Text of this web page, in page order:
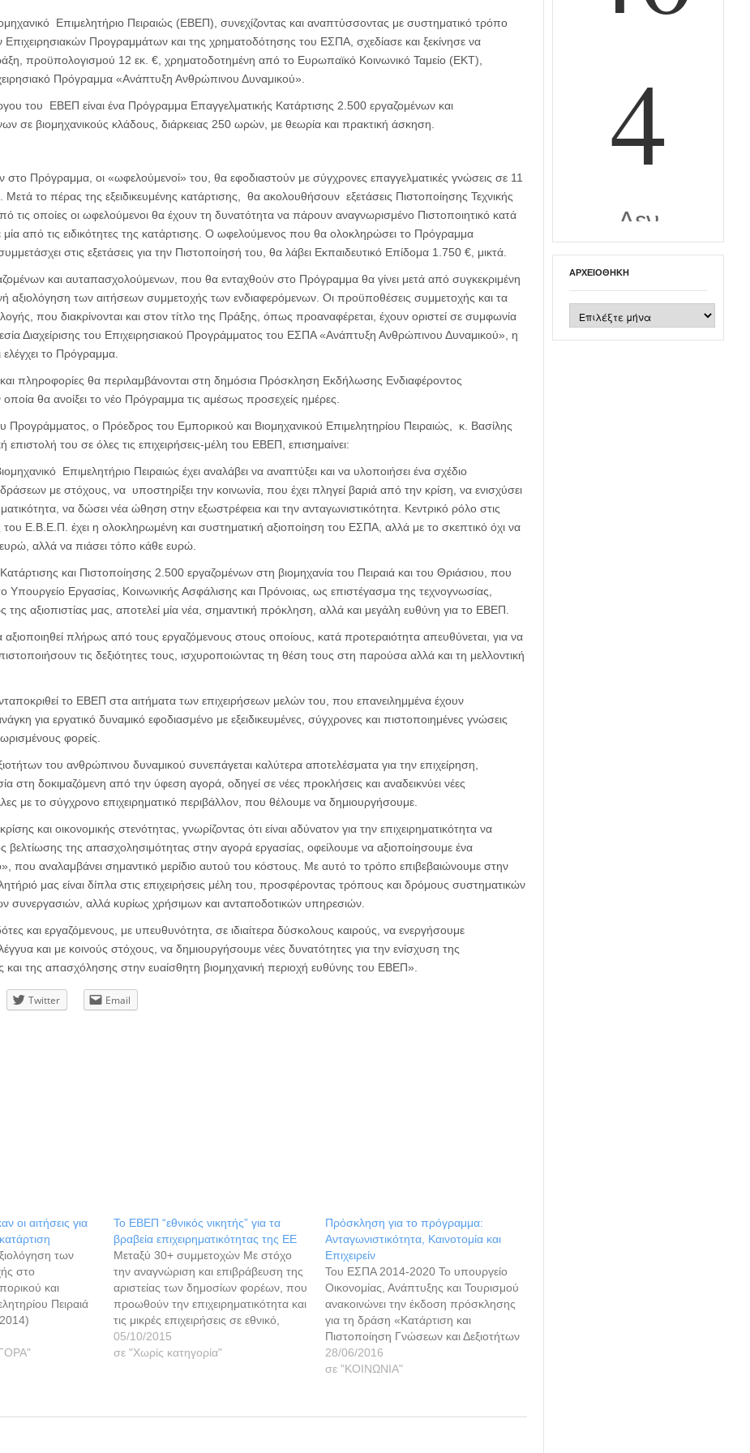
Επιμελητήριο Πειραιώς (ΕΒΕΠ), συνεχίζοντας και αναπτύσσοντας με συστηματικό τρόπο
Επιχειρησιακών Προγραμμάτων και της χρηματοδότησης του ΕΣΠΑ, σχεδίασε και ξεκίνησε να
προϋπολογισμού 12 εκ. €, χρηματοδοτημένη από το Ευρωπαϊκό Κοινωνικό Ταμείο (ΕΚΤ),
Πρόγραμμα «Ανάπτυξη Ανθρώπινου Δυναμικού».
του ΕΒΕΠ είναι ένα Πρόγραμμα Επαγγελματικής Κατάρτισης 2.500 εργαζομένων και
σε βιομηχανικούς κλάδους, διάρκειας 250 ωρών, με θεωρία και πρακτική άσκηση.
Πρόγραμμα, οι «ωφελούμενοί» του, θα εφοδιαστούν με σύγχρονες επαγγελματικές γνώσεις σε 11
Μετά το πέρας της εξειδικευμένης κατάρτισης, θα ακολουθήσουν εξετάσεις Πιστοποίησης Τεχνικής
τις οποίες οι ωφελούμενοι θα έχουν τη δυνατότητα να πάρουν αναγνωρισμένο Πιστοποιητικό κατά
από τις ειδικότητες της κατάρτισης. O ωφελούμενος που θα ολοκληρώσει το Πρόγραμμα
στις εξετάσεις για την Πιστοποίησή του, θα λάβει Εκπαιδευτικό Επίδομα 1.750 €, μικτά.
και αυταπασχολούμενων, που θα ενταχθούν στο Πρόγραμμα θα γίνει μετά από συγκεκριμένη
αξιολόγηση των αιτήσεων συμμετοχής των ενδιαφερόμενων. Οι προϋποθέσεις συμμετοχής και τα
που διακρίνονται και στον τίτλο της Πράξης, όπως προαναφέρεται, έχουν οριστεί σε συμφωνία
Διαχείρισης του Επιχειρησιακού Προγράμματος του ΕΣΠΑ «Ανάπτυξη Ανθρώπινου Δυναμικού», η
ελέγχει το Πρόγραμμα.
και πληροφορίες θα περιλαμβάνονται στη δημόσια Πρόσκληση Εκδήλωσης Ενδιαφέροντος
θα ανοίξει το νέο Πρόγραμμα τις αμέσως προσεχείς ημέρες.
Προγράμματος, ο Πρόεδρος του Εμπορικού και Βιομηχανικού Επιμελητηρίου Πειραιώς, κ. Βασίλης
επιστολή του σε όλες τις επιχειρήσεις-μέλη του ΕΒΕΠ, επισημαίνει:
Επιμελητήριο Πειραιώς έχει αναλάβει να αναπτύξει και να υλοποιήσει ένα σχέδιο
με στόχους, να υποστηρίξει την κοινωνία, που έχει πληγεί βαριά από την κρίση, να ενισχύσει
να δώσει νέα ώθηση στην εξωστρέφεια και την ανταγωνιστικότητα. Κεντρικό ρόλο στις
Ε.Β.Ε.Π. έχει η ολοκληρωμένη και συστηματική αξιοποίηση του ΕΣΠΑ, αλλά με το σκεπτικό όχι να
αλλά να πιάσει τόπο κάθε ευρώ.
και Πιστοποίησης 2.500 εργαζομένων στη βιομηχανία του Πειραιά και του Θριάσιου, που
Υπουργείο Εργασίας, Κοινωνικής Ασφάλισης και Πρόνοιας, ως επιστέγασμα της τεχνογνωσίας,
της αξιοπιστίας μας, αποτελεί μία νέα, σημαντική πρόκληση, αλλά και μεγάλη ευθύνη για το ΕΒΕΠ.
πλήρως από τους εργαζόμενους στους οποίους, κατά προτεραιότητα απευθύνεται, για να
τις δεξιότητες τους, ισχυροποιώντας τη θέση τους στη παρούσα αλλά και τη μελλοντική
το ΕΒΕΠ στα αιτήματα των επιχειρήσεων μελών του, που επανειλημμένα έχουν
για εργατικό δυναμικό εφοδιασμένο με εξειδικευμένες, σύγχρονες και πιστοποιημένες γνώσεις
φορείς.
του ανθρώπινου δυναμικού συνεπάγεται καλύτερα αποτελέσματα για την επιχείρηση,
στη δοκιμαζόμενη από την ύφεση αγορά, οδηγεί σε νέες προκλήσεις και αναδεικνύει νέες
με το σύγχρονο επιχειρηματικό περιβάλλον, που θέλουμε να δημιουργήσουμε.
και οικονομικής στενότητας, γνωρίζοντας ότι είναι αδύνατον για την επιχειρηματικότητα να
βελτίωσης της απασχολησιμότητας στην αγορά εργασίας, οφείλουμε να αξιοποίησουμε ένα
που αναλαμβάνει σημαντικό μερίδιο αυτού του κόστους. Με αυτό το τρόπο επιβεβαιώνουμε στην
μας είναι δίπλα στις επιχειρήσεις μέλη του, προσφέροντας τρόπους και δρόμους συστηματικών
συνεργασιών, αλλά κυρίως χρήσιμων και ανταποδοτικών υπηρεσιών.
και εργαζόμενους, με υπευθυνότητα, σε ιδιαίτερα δύσκολους καιρούς, να ενεργήσουμε
και με κοινούς στόχους, να δημιουργήσουμε νέες δυνατότητες για την ενίσχυση της
και της απασχόλησης στην ευαίσθητη βιομηχανική περιοχή ευθύνης του ΕΒΕΠ».
Twitter Email
οι αιτήσεις για
των
στο
και
Πειραιά
κυρίως των
της ευρύτερης
Το ΕΒΕΠ “εθνικός νικητής” για τα
βραβεία επιχειρηματικότητας της ΕΕ
Μεταξύ 30+ συμμετοχών Με στόχο
την αναγνώριση και επιβράβευση της
αριστείας των δημοσίων φορέων, που
προωθούν την επιχειρηματικότητα και
τις μικρές επιχειρήσεις σε εθνικό,
περιφερειακό και τοπικό επίπεδο, η
Ευρωπαϊκή Επιτροπή προκηρύσσει,
Επιχειρηματικότητας» και το
05/10/2015
σε "Χωρίς κατηγορία"
Πρόσκληση για το πρόγραμμα:
Ανταγωνιστικότητα, Καινοτομία και
Επιχειρείν
Του ΕΣΠΑ 2014-2020 Το υπουργείο
Οικονομίας, Ανάπτυξης και Τουρισμού
ανακοινώνει την έκδοση πρόσκλησης
για τη δράση «Κατάρτιση και
Πιστοποίηση Γνώσεων και Δεξιοτήτων
Εργαζομένων στον ιδιωτικό τομέα»,
στο πλαίσιο του Επιχειρησιακού
(ΕΠΑνΕΚ)» του ΕΣΠΑ 2014-2020. Η
28/06/2016
σε "ΚΟΙΝΩΝΙΑ"
ΑΡΧΕΙΟΘΉΚΗ